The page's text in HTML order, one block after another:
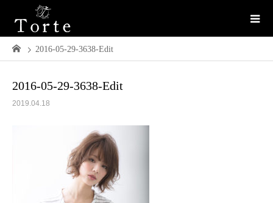
2016-05-29-3638-Edit
2016-05-29-3638-Edit
2019.04.18